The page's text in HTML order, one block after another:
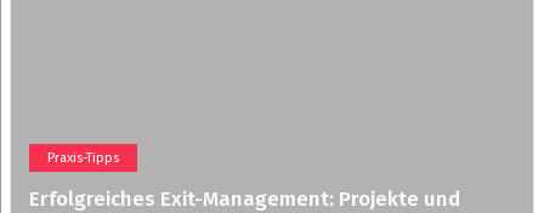
Praxis-Tipps
Erfolgreiches Exit-Management: Projekte und